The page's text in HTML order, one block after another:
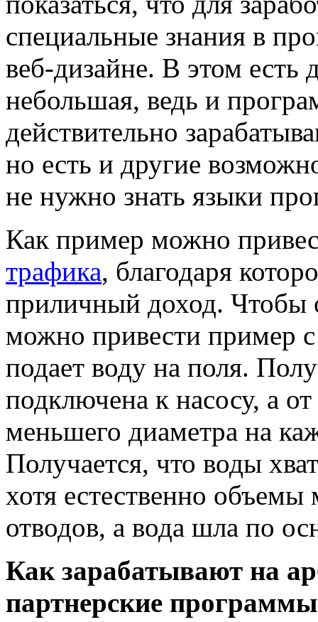
специальные знания в
веб-дизайне. В этом есть
небольшая, ведь и
действительно
но есть и другие
не нужно знать языки
Как пример можно
трафика, благодаря
приличный доход. Чтобы
можно привести пример с
подает воду на поля.
подключена к насосу, а
меньшего диаметра на
Получается, что воды
хотя естественно
отводов, а вода шла по
Как зарабатывают на
партнерские программы